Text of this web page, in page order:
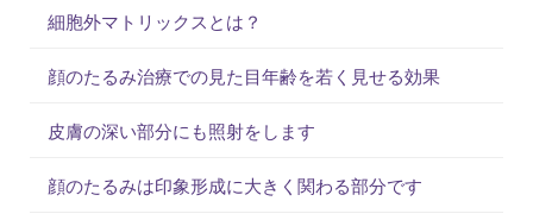
細胞外マトリックスとは？
顔のたるみ治療での見た目年齢を若く見せる効果
皮膚の深い部分にも照射をします
顔のたるみは印象形成に大きく関わる部分です